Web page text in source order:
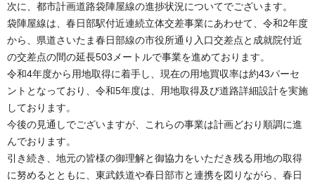
次に、都市計画道路袋陣屋線の進捗状況についてでございます。
袋陣屋線は、春日部駅付近連続立体交差事業にあわせて、令和2年度
から、県道さいたま春日部線の市役所通り入口交差点と成就院付近
の交差点の間の延長503メートルで事業を進めております。
令和4年度から用地取得に着手し、現在の用地買収率は約43パーセ
ントとなっており、令和5年度は、用地取得及び道路詳細設計を実施
しております。
今後の見通しでございますが、これらの事業は計画どおり順調に進
んでおります。
引き続き、地元の皆様の御理解と御協力をいただき残る用地の取得
に努めるとともに、東武鉄道や春日部市と連携を図りながら、春日